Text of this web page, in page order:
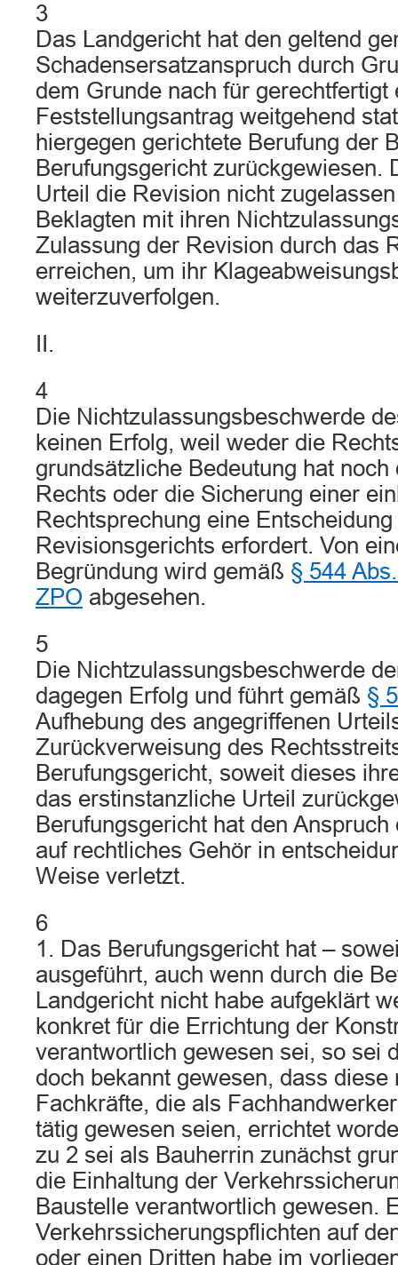
3
Das Landgericht hat den geltend
Schadensersatzanspruch durch
dem Grunde nach für gerechtfertigt
Feststellungsantrag weitgehend
hiergegen gerichtete Berufung der
Berufungsgericht zurückgewiesen.
Urteil die Revision nicht
Beklagten mit ihren
Zulassung der Revision durch das
erreichen, um ihr
weiterzuverfolgen.
II.
4
Die Nichtzulassungsbeschwerde
keinen Erfolg, weil weder die
grundsätzliche Bedeutung hat
Rechts oder die Sicherung einer
Rechtsprechung eine
Revisionsgerichts erfordert. Von
Begründung wird gemäß § 544
ZPO abgesehen.
5
Die Nichtzulassungsbeschwerde
dagegen Erfolg und führt gemäß §
Aufhebung des angegriffenen
Zurückverweisung des
Berufungsgericht, soweit dieses
das erstinstanzliche Urteil
Berufungsgericht hat den
auf rechtliches Gehör in
Weise verletzt.
6
1. Das Berufungsgericht hat –
ausgeführt, auch wenn durch die
Landgericht nicht habe aufgeklärt
konkret für die Errichtung der
verantwortlich gewesen sei, so sei
doch bekannt gewesen, dass diese
Fachkräfte, die als
tätig gewesen seien, errichtet
zu 2 sei als Bauherrin zunächst
die Einhaltung der
Baustelle verantwortlich gewesen.
Verkehrssicherungspflichten auf
oder einen Dritten habe im